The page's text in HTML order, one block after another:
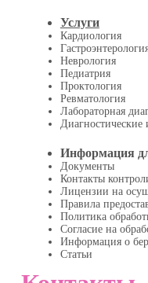
Услуги
Кардиология
Неврология
Педиатрия
Проктология
Ревматология
Лабораторная
Информация
Документы
Контакты
Лицензии на
Правила
Политика
Согласие на
Информация о
Статьи